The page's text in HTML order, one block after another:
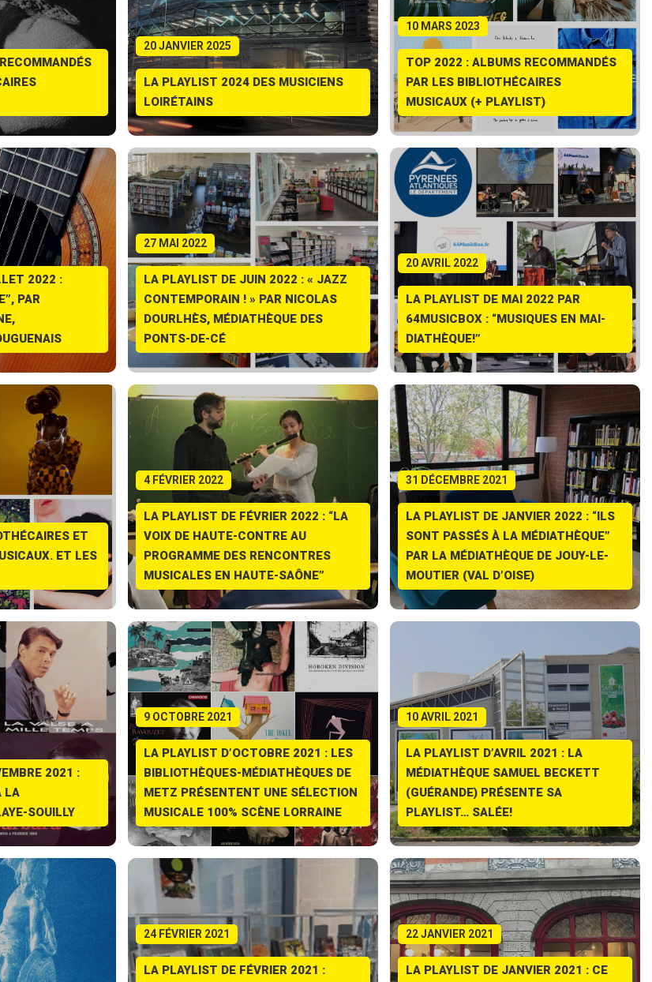
20 JANVIER 2025
LA PLAYLIST 2024 DES MUSICIENS
LOIRÉTAINS
10 MARS 2023
TOP 2022 : ALBUMS RECOMMANDÉS
PAR LES BIBLIOTHÉCAIRES
MUSICAUX (+ PLAYLIST)
2022 :
PAR
27 MAI 2022
LA PLAYLIST DE JUIN 2022 : « JAZZ
CONTEMPORAIN ! » PAR NICOLAS
DOURLHÈS, MÉDIATHÈQUE DES
PONTS-DE-CÉ
20 AVRIL 2022
LA PLAYLIST DE MAI 2022 PAR
64MUSICBOX : “MUSIQUES EN MAI-
DIATHÈQUE!”
ET
ET LES
4 FÉVRIER 2022
LA PLAYLIST DE FÉVRIER 2022 : “LA
VOIX DE HAUTE-CONTRE AU
PROGRAMME DES RENCONTRES
MUSICALES EN HAUTE-SAÔNE”
31 DÉCEMBRE 2021
LA PLAYLIST DE JANVIER 2022 : “ILS
SONT PASSÉS À LA MÉDIATHÈQUE”
PAR LA MÉDIATHÈQUE DE JOUY-LE-
MOUTIER (VAL D’OISE)
2021 :
LA
SOUILLY
9 OCTOBRE 2021
LA PLAYLIST D’OCTOBRE 2021 : LES
BIBLIOTHÈQUES-MÉDIATHÈQUES DE
METZ PRÉSENTENT UNE SÉLECTION
MUSICALE 100% SCÈNE LORRAINE
10 AVRIL 2021
LA PLAYLIST D’AVRIL 2021 : LA
MÉDIATHÈQUE SAMUEL BECKETT
(GUÉRANDE) PRÉSENTE SA
PLAYLIST… SALÉE!
24 FÉVRIER 2021
LA PLAYLIST DE FÉVRIER 2021 :
22 JANVIER 2021
LA PLAYLIST DE JANVIER 2021 : CE